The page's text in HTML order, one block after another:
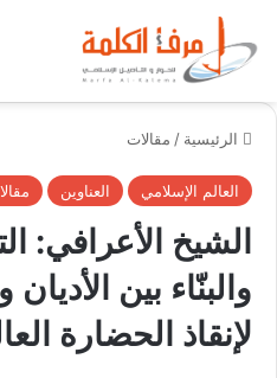
الرئيسية / مقالات
العالم الإسلامي العناوين
الشيخ الأعرافي:
والبنّاء بين
لإنقاذ الحضارة